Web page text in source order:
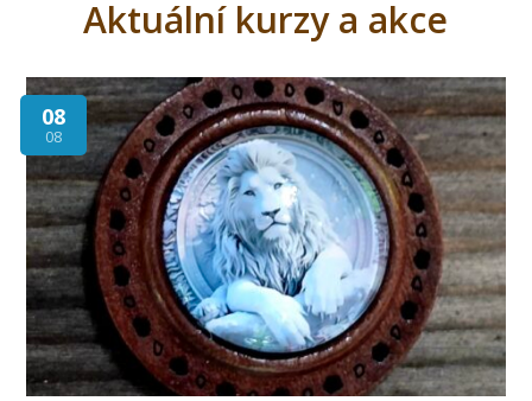
Aktuální kurzy a akce
08
08